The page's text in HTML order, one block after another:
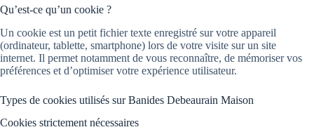
Qu’est-ce qu’un cookie ?
Un cookie est un petit fichier texte enregistré sur votre appareil
(ordinateur, tablette, smartphone) lors de votre visite sur un site
internet. Il permet notamment de vous reconnaître, de mémoriser vos
préférences et d’optimiser votre expérience utilisateur.
Types de cookies utilisés sur Banides Debeaurain Maison
Cookies strictement nécessaires